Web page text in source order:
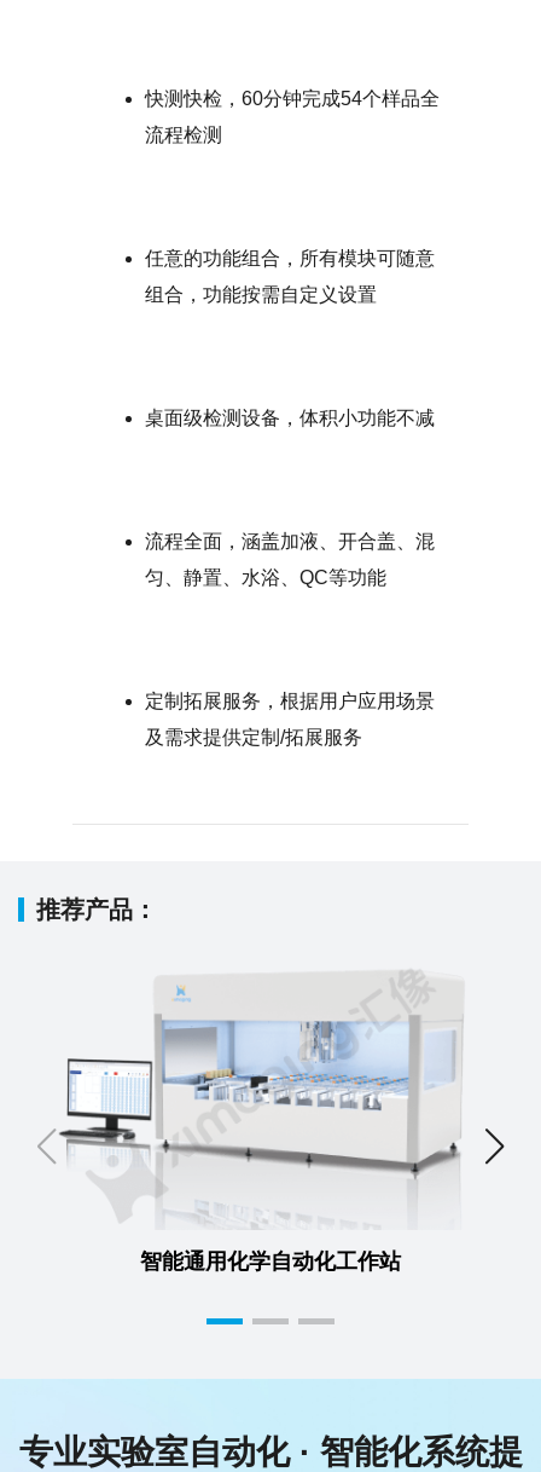
快测快检，60分钟完成54个样品全
流程检测
任意的功能组合，所有模块可随意
组合，功能按需自定义设置
桌面级检测设备，体积小功能不减
流程全面，涵盖加液、开合盖、混
匀、静置、水浴、QC等功能
定制拓展服务，根据用户应用场景
及需求提供定制/拓展服务
推荐产品：
智能通用化学自动化工作站
专业实验室自动化 · 智能化系统提